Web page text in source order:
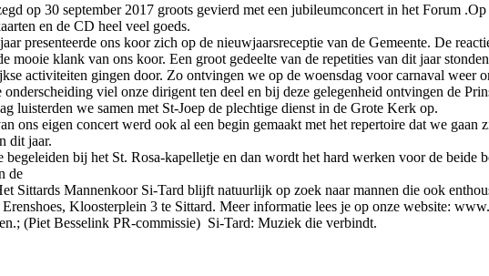
op 30 september 2017 groots gevierd met een jubileumconcert in het Forum
en de CD heel veel goeds.
presenteerde ons koor zich op de nieuwjaarsreceptie van de Gemeente. De
mooie klank van ons koor. Een groot gedeelte van de repetities van dit jaar
activiteiten gingen door. Zo ontvingen we op de woensdag voor carnaval weer
viel onze dirigent ten deel en bij deze gelegenheid ontvingen de
luisterden we samen met St-Joep de plechtige dienst in de Grote Kerk op.
ons eigen concert werd ook al een begin gemaakt met het repertoire dat we
dit jaar.
begeleiden bij het St. Rosa-kapelletje en dan wordt het hard werken voor de beide
de
Sittards Mannenkoor Si-Tard blijft natuurlijk op zoek naar mannen die ook
Kloosterplein 3 te Sittard. Meer informatie lees je op onze website:
; (Piet Besselink PR-commissie) Si-Tard: Muziek die verbindt.